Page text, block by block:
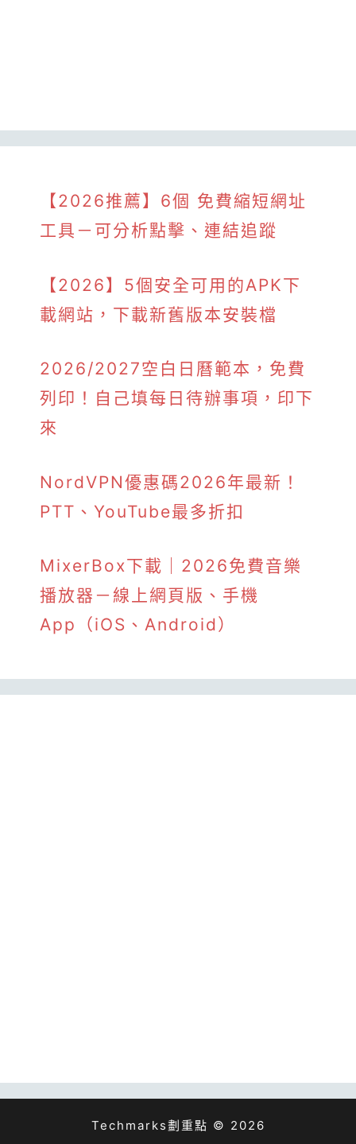
【2026推薦】6個 免費縮短網址
工具－可分析點擊、連結追蹤
【2026】5個安全可用的APK下
載網站，下載新舊版本安裝檔
2026/2027空白日曆範本，免費
列印！自己填每日待辦事項，印下
來
NordVPN優惠碼2026年最新！
PTT、YouTube最多折扣
MixerBox下載｜2026免費音樂
播放器－線上網頁版、手機
App（iOS、Android）
Techmarks劃重點 © 2026